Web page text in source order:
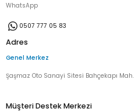
WhatsApp
0507 777 05 83
Adres
Genel Merkez
Şaşmaz Oto Sanayi Sitesi Bahçekapı
Müşteri Destek Merkezi